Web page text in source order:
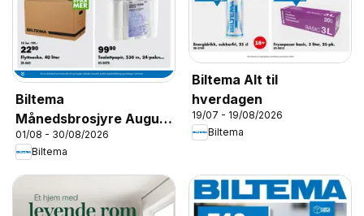
Biltema
Månedsbrosjyre August
- National
01/08 - 30/08/2026
Biltema
Biltema Alt til
hverdagen
19/07 - 19/08/2026
Biltema